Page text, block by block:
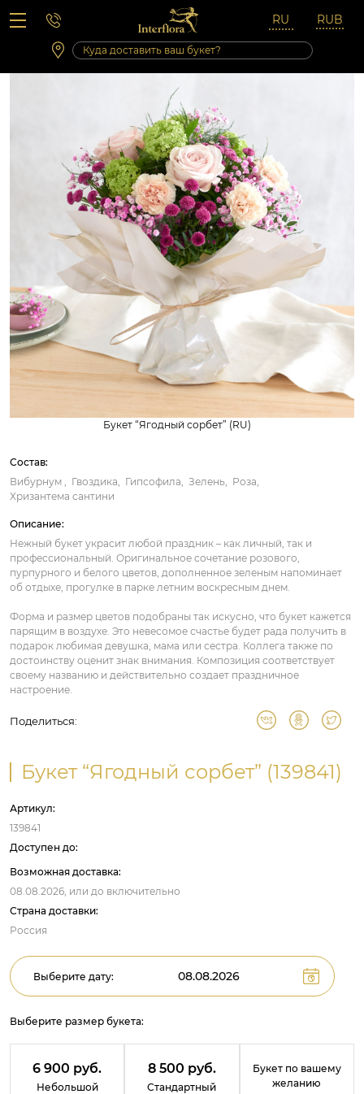
Вопросы-ответы
Сб 10:00 ‐ 14:00
Выходные и праздничные дни
Букет “Ягодный сорбет” (RU)
Состав:
Вибурнум
Гвоздика Гипсофила Зелень
Роза
Хризантема сантини
Описание:
Нежный букет украсит любой праздник – как личный, так и
профессиональный. Оригинальное сочетание розового,
пурпурного и белого цветов, дополненное зеленым напоминает
об отдыхе, прогулке в парке летним воскресным днем.
Форма и размер цветов подобраны так искусно, что букет кажется
парящим в воздухе. Это невесомое счастье будет рада получить в
подарок любимая девушка, мама или сестра. Коллега также по
достоинству оценит знак внимания. Композиция соответствует
своему названию и действительно создает праздничное
настроение.
Поделиться:
Букет “Ягодный сорбет” (139841)
Артикул:
139841
Доступен до:
Возможная доставка:
08.08.2026, или до включительно
Страна доставки:
Россия
Выберите дату:
Выберите размер букета:
6 900 руб.
Небольшой
8 500 руб.
Стандартный
Букет по вашему
желанию